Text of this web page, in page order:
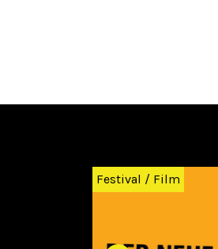
Festival / Film